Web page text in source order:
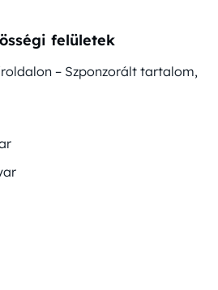
felületek
– Szponzorált tartalom,